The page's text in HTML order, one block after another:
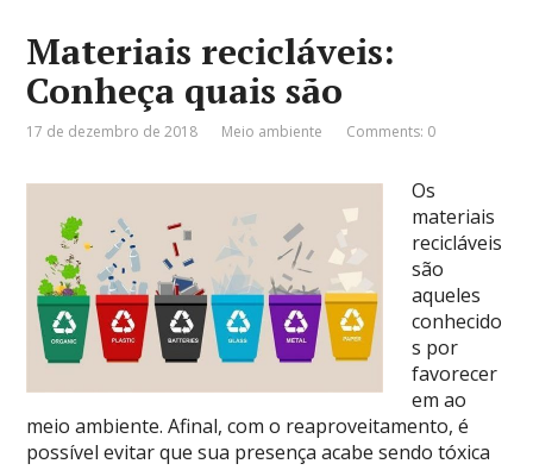
Materiais recicláveis:
Conheça quais são
17 de dezembro de 2018 Meio ambiente Comments: 0
Os
materiais
recicláveis
são
aqueles
conhecido
s por
favorecer
em ao
meio ambiente. Afinal, com o reaproveitamento, é
possível evitar que sua presença acabe sendo tóxica